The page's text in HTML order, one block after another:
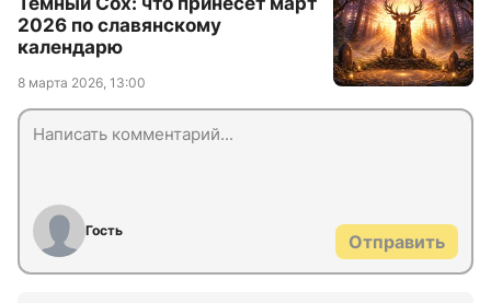
2026 по славянскому
календарю
8 марта 2026, 13:00
Гость
Отправить